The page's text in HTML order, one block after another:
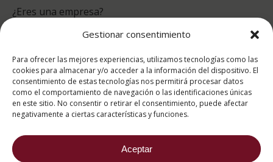
Gestionar consentimiento
Para ofrecer las mejores experiencias, utilizamos tecnologías como las
cookies para almacenar y/o acceder a la información del dispositivo. El
consentimiento de estas tecnologías nos permitirá procesar datos
como el comportamiento de navegación o las identificaciones únicas
en este sitio. No consentir o retirar el consentimiento, puede afectar
negativamente a ciertas características y funciones.
Aceptar
¿Eres una empresa?
puntuación para ESAH
9.4/10
basado en1331
Valoraciones soportado por
eKomi